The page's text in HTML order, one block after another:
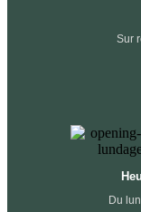
Sur
Du